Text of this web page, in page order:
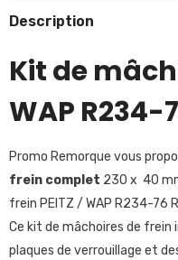
Description
Kit de
WAP R234-
Promo Remorque vous
frein complet 230 x 40
frein PEITZ / WAP R234-76
Ce kit de mâchoires de frein
plaques de verrouillage et